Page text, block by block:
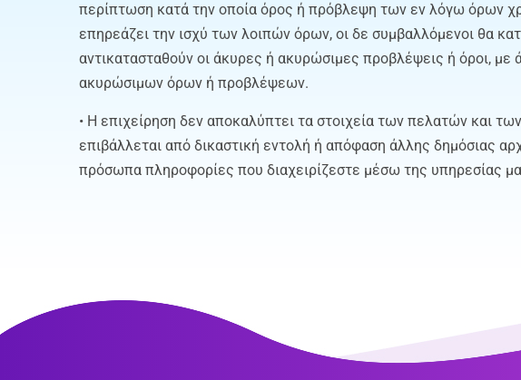
περίπτωση κατά την οποία όρος ή πρόβλεψη των εν λόγω όρων
επηρεάζει την ισχύ των λοιπών όρων, οι δε συμβαλλόμενοι θα
αντικατασταθούν οι άκυρες ή ακυρώσιμες προβλέψεις ή όροι,
ακυρώσιμων όρων ή προβλέψεων.
• Η επιχείρηση δεν αποκαλύπτει τα στοιχεία των πελατών και
επιβάλλεται από δικαστική εντολή ή απόφαση άλλης δημόσιας
πρόσωπα πληροφορίες που διαχειρίζεστε μέσω της υπηρεσίας